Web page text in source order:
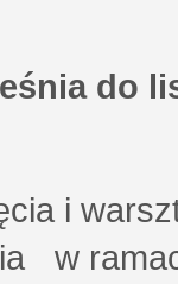
do
i
w